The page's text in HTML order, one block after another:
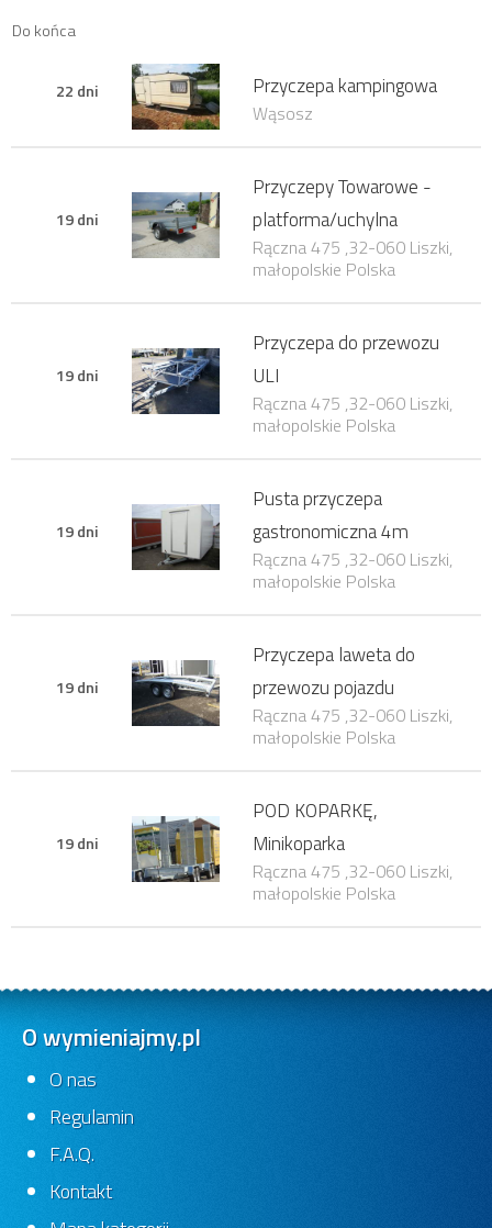
Do końca
22 dni Przyczepa kampingowa
Wąsosz
19 dni
Przyczepy Towarowe -
platforma/uchylna
Rączna 475 ,32-060 Liszki,
małopolskie Polska
19 dni
Przyczepa do przewozu
ULI
Rączna 475 ,32-060 Liszki,
małopolskie Polska
19 dni
Pusta przyczepa
gastronomiczna 4m
Rączna 475 ,32-060 Liszki,
małopolskie Polska
19 dni
Przyczepa laweta do
przewozu pojazdu
Rączna 475 ,32-060 Liszki,
małopolskie Polska
19 dni
POD KOPARKĘ,
Minikoparka
Rączna 475 ,32-060 Liszki,
małopolskie Polska
O wymieniajmy.pl
O nas
Regulamin
F.A.Q.
Kontakt